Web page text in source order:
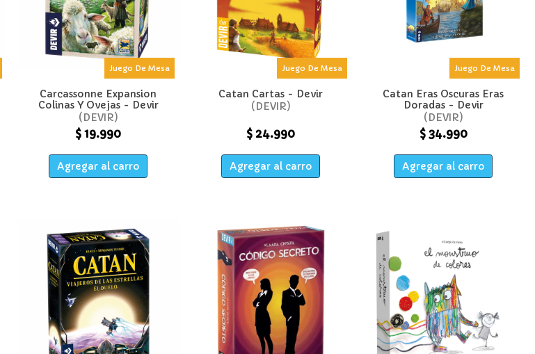
Juego De Mesa
Carcassonne Expansion
Colinas Y Ovejas - Devir
DEVIR
$ 19.990
Agregar al carro
Juego De Mesa
Catan Cartas - Devir
DEVIR
$ 24.990
Agregar al carro
Juego De Mesa
Catan Eras Oscuras Eras
Doradas - Devir
DEVIR
$ 34.990
Agregar al carro